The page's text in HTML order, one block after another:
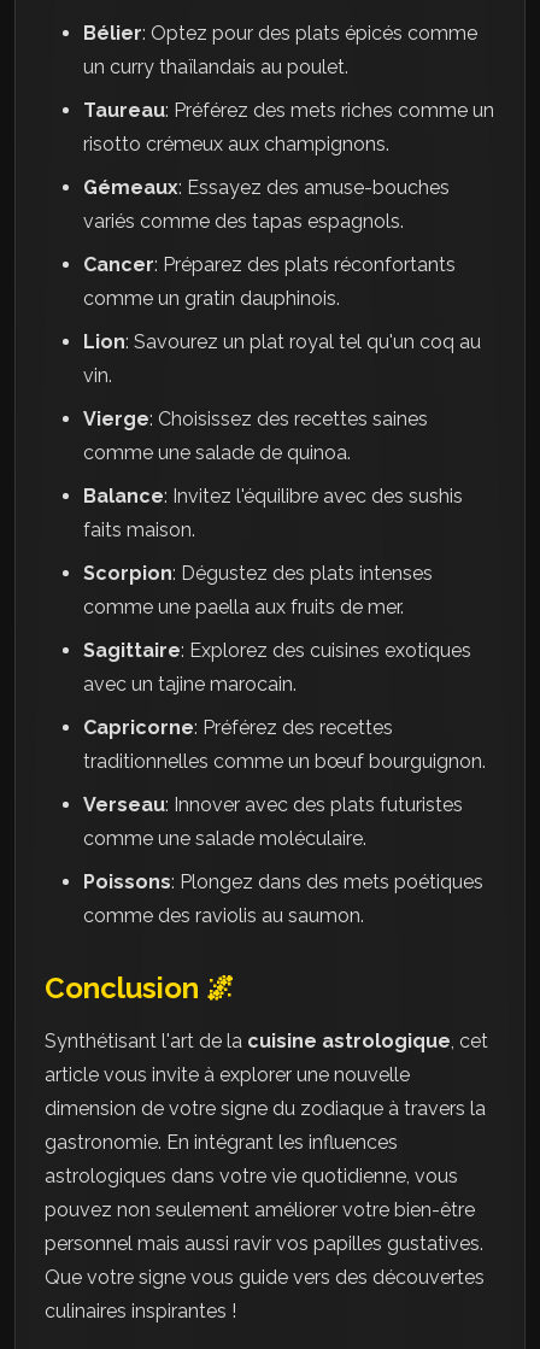
Bélier: Optez pour des plats épicés comme
un curry thaïlandais au poulet.
Taureau: Préférez des mets riches comme un
risotto crémeux aux champignons.
Gémeaux: Essayez des amuse-bouches
variés comme des tapas espagnols.
Cancer: Préparez des plats réconfortants
comme un gratin dauphinois.
Lion: Savourez un plat royal tel qu'un coq au
vin.
Vierge: Choisissez des recettes saines
comme une salade de quinoa.
Balance: Invitez l'équilibre avec des sushis
faits maison.
Scorpion: Dégustez des plats intenses
comme une paella aux fruits de mer.
Sagittaire: Explorez des cuisines exotiques
avec un tajine marocain.
Capricorne: Préférez des recettes
traditionnelles comme un bœuf bourguignon.
Verseau: Innover avec des plats futuristes
comme une salade moléculaire.
Poissons: Plongez dans des mets poétiques
comme des raviolis au saumon.
Conclusion 🌌
Synthétisant l'art de la cuisine astrologique, cet
article vous invite à explorer une nouvelle
dimension de votre signe du zodiaque à travers la
gastronomie. En intégrant les influences
astrologiques dans votre vie quotidienne, vous
pouvez non seulement améliorer votre bien-être
personnel mais aussi ravir vos papilles gustatives.
Que votre signe vous guide vers des découvertes
culinaires inspirantes !